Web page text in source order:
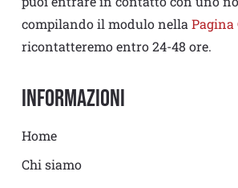
compilando il modulo nella Pagina
ricontatteremo entro 24-48 ore.
Informazioni
Home
Chi siamo